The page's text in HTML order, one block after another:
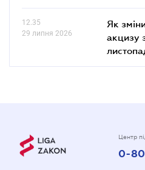
12.35
29 липня 2026
Як
акцизу
Центр
0-